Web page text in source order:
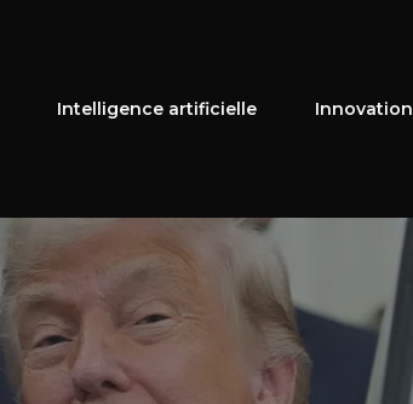
Intelligence artificielle Innovation